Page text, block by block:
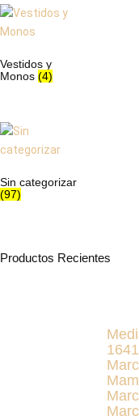
Vestidos y
Monos (4)
Sin categorizar
(97)
Productos Recientes